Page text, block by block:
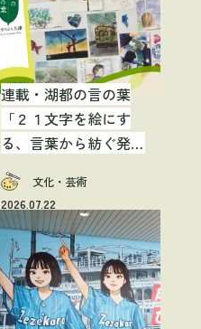
連載・湖都の言の葉
「２１文字を絵にす
る、言葉から紡ぐ発見
とつながり」
文化・芸術
2026.07.22